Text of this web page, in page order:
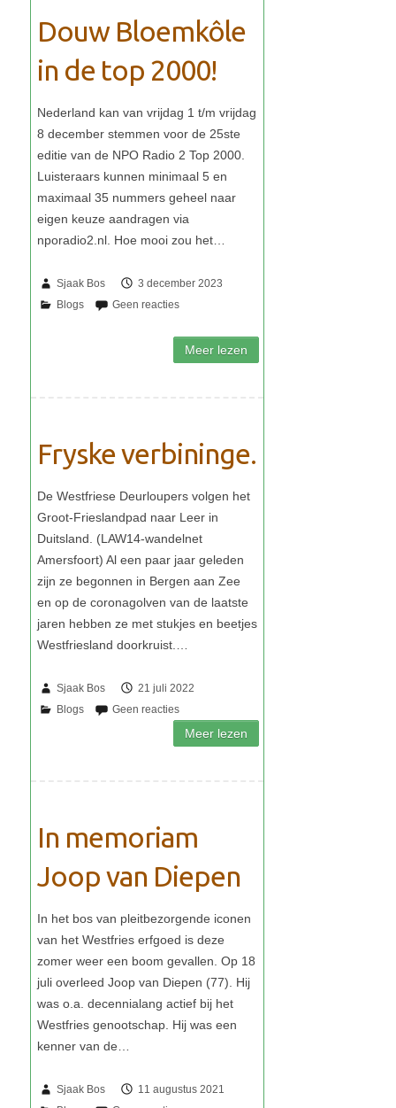
Douw Bloemkôle
in de top 2000!
Sjaak Bos 3 december 2023
Fryske verbininge.
Sjaak Bos 21 juli 2022
In memoriam
Joop van Diepen
Sjaak Bos 11 augustus 2021